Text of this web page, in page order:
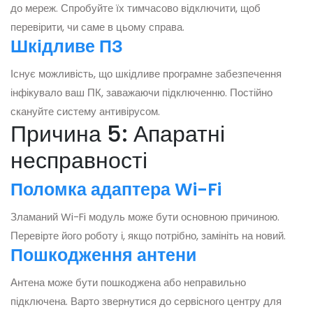
до мереж. Спробуйте їх тимчасово відключити, щоб
перевірити, чи саме в цьому справа.
Шкідливе ПЗ
Існує можливість, що шкідливе програмне забезпечення
інфікувало ваш ПК, заважаючи підключенню. Постійно
скануйте систему антивірусом.
Причина 5: Апаратні
несправності
Поломка адаптера Wi-Fi
Зламаний Wi-Fi модуль може бути основною причиною.
Перевірте його роботу і, якщо потрібно, замініть на новий.
Пошкодження антени
Антена може бути пошкоджена або неправильно
підключена. Варто звернутися до сервісного центру для